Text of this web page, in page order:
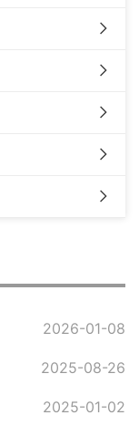
2026-01-08
2025-08-26
2025-01-02